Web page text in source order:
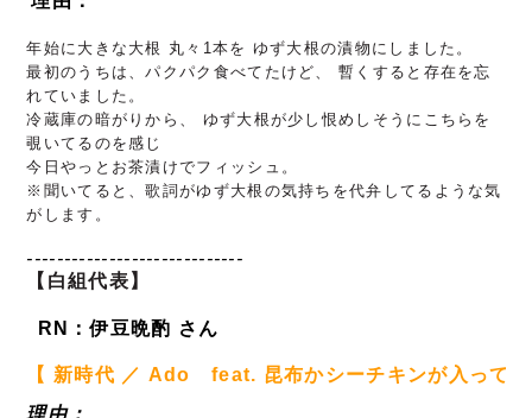
年始に大きな大根 丸々1本を ゆず大根の漬物にしました。
最初のうちは、パクパク食べてたけど、 暫くすると存在を忘
れていました。
冷蔵庫の暗がりから、 ゆず大根が少し恨めしそうにこちらを
覗いてるのを感じ
今日やっとお茶漬けでフィッシュ。
※聞いてると、歌詞がゆず大根の気持ちを代弁してるような気
がします。
-----------------------------
【白組代表】
RN：伊豆晩酌 さん
【 新時代 ／ Ado feat. 昆布かシーチキンが入って